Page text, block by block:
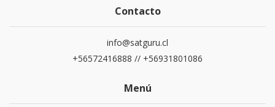
Contacto
info@satguru.cl
+56572416888 // +56931801086
Menú